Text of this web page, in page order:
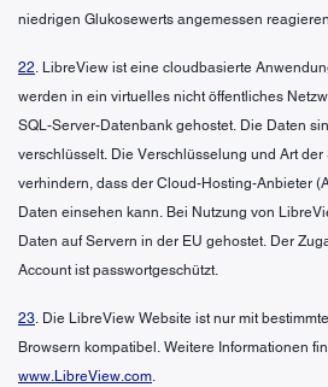
niedrigen Glukosewerts angemessen
22 . LibreView ist eine cloudbasierte
werden in ein virtuelles nicht öffentliches
SQL-Server-Datenbank gehostet. Die Daten
verschlüsselt. Die Verschlüsselung und Art
verhindern, dass der Cloud-Hosting-Anbieter
Daten einsehen kann. Bei Nutzung von
Daten auf Servern in der EU gehostet. Der
Account ist passwortgeschützt.
23 . Die LibreView Website ist nur mit
Browsern kompatibel. Weitere Informationen
www.LibreView.com